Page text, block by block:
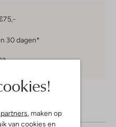
, maken op
van cookies en
30 dagen*